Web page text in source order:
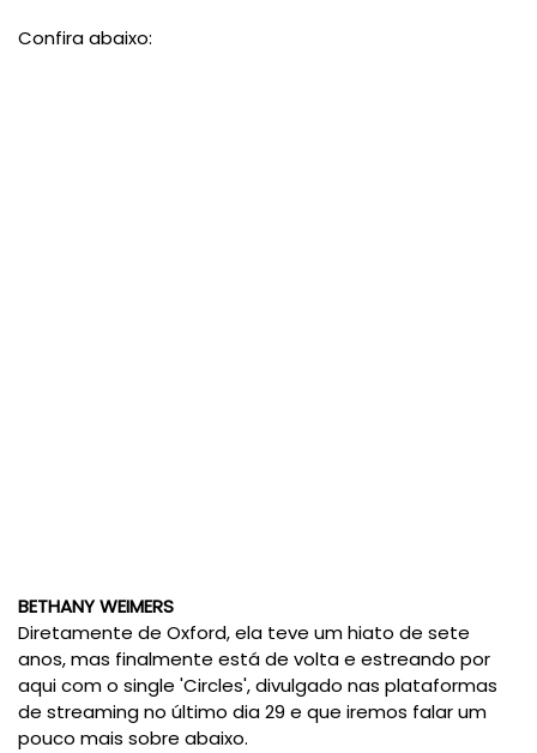
Confira abaixo:
BETHANY WEIMERS
Diretamente de Oxford, ela teve um hiato de sete
anos, mas finalmente está de volta e estreando por
aqui com o single 'Circles', divulgado nas plataformas
de streaming no último dia 29 e que iremos falar um
pouco mais sobre abaixo.